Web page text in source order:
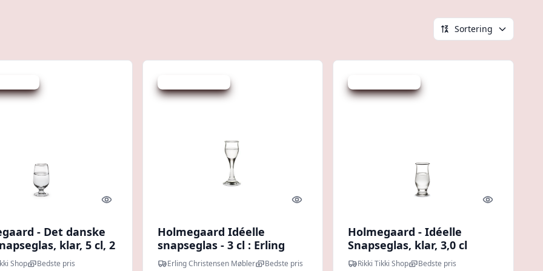
Sortering
Quick look
- Det danske
klar, 5 cl, 2
Shop Bedste pris
Quick look
Holmegaard Idéelle
snapseglas - 3 cl : Erling
Christensen Møbler
Erling Christensen Møbler Bedste pris
Quick look
Holmegaard - Idéelle
Snapseglas, klar, 3,0 cl
Rikki Tikki Shop Bedste pris